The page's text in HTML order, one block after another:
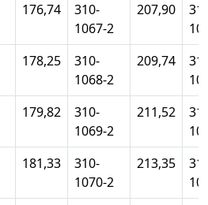
176,74
310-
1067-2
207,90
178,25
310-
1068-2
209,74
179,82
310-
1069-2
211,52
181,33
310-
1070-2
213,35